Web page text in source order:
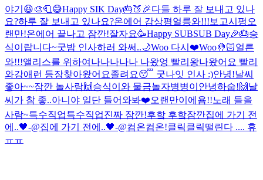
야기😆🎨🧻😅Happy SIK Day🎂🍑🎉다들 하루 잘 보내고 있나
요?하루 잘 보내고 있나요?온에어 감상평얼릉와!!!보고시펑 오
랜만!온에어 끝나고 잠깐!잘자요🥳Happy SUBSUB Day🎉🎂승
식이랍니다~굿밤 인사하러 와써..🌙Woo 다시❤️Woo🤚🏻얼른
와!!!앨리스를 위하여 나나나나나 나왔엉 빨리왕나왔어요 빨리
와강애런 등장찾아왔어요졸려요😴 굿나잇 인사 :)안녕!날씨
좋아~~잠깐 놀사람🙌 승식이와 물금놀자병병이 안녕하숩!🙌 날
씨가 참 좋..아니야 일단 들어와봐❤️오랜만이에욤!!노래 들을
사람~특수직업특수직업진짜 잠깐!후핰 후핰잠깐집에 가기 전
에..🖤-@집에 가기 전에..🖤-@컴온컴온!클릭클릭떨린다 .... 휴
ㅠㅠ